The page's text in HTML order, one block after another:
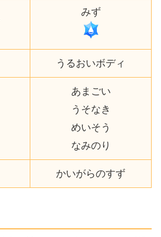
みず
うるおいボディ
あまごい
うそなき
めいそう
なみのり
かいがらのすず